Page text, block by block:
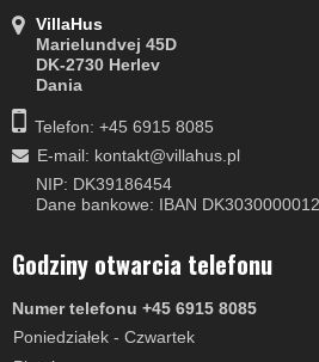
VillaHus
Marielundvej 45D
DK-2730 Herlev
Dania
Telefon: +45 6915 8085
E-mail: kontakt@villahus.pl
NIP: DK39186454
Dane bankowe: IBAN
Godziny otwarcia telefonu
Numer telefonu +45 6915 8085
Poniedziałek - Czwartek